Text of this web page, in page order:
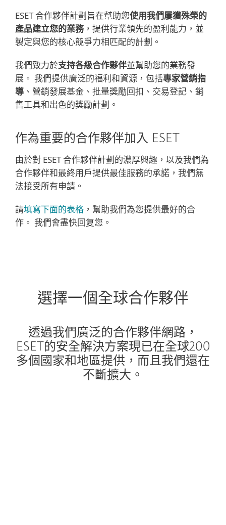
ESET 合作夥伴計劃旨在幫助您使用我們屢獲殊榮的
產品建立您的業務，提供行業領先的盈利能力，並
製定與您的核心競爭力相匹配的計劃。
我們致力於支持各級合作夥伴並幫助您的業務發
展。 我們提供廣泛的福利和資源，包括專家營銷指
導、營銷發展基金、批量獎勵回扣、交易登記、銷
售工具和出色的獎勵計劃。
作為重要的合作夥伴加入 ESET
由於對 ESET 合作夥伴計劃的濃厚興趣，以及我們為
合作夥伴和最終用戶提供最佳服務的承諾，我們無
法接受所有申請。
請填寫下面的表格 ，幫助我們為您提供最好的合
作。 我們會盡快回复您。
選擇一個全球合作夥伴
透過我們廣泛的合作夥伴網路，
ESET的安全解決方案現已在全球200
多個國家和地區提供，而且我們還在
不斷擴大。